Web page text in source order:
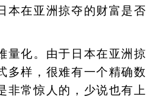
在亚洲掠夺的财富是否
化。由于日本在亚洲掠
多样，很难有一个精确数
非常惊人的，少说也有上